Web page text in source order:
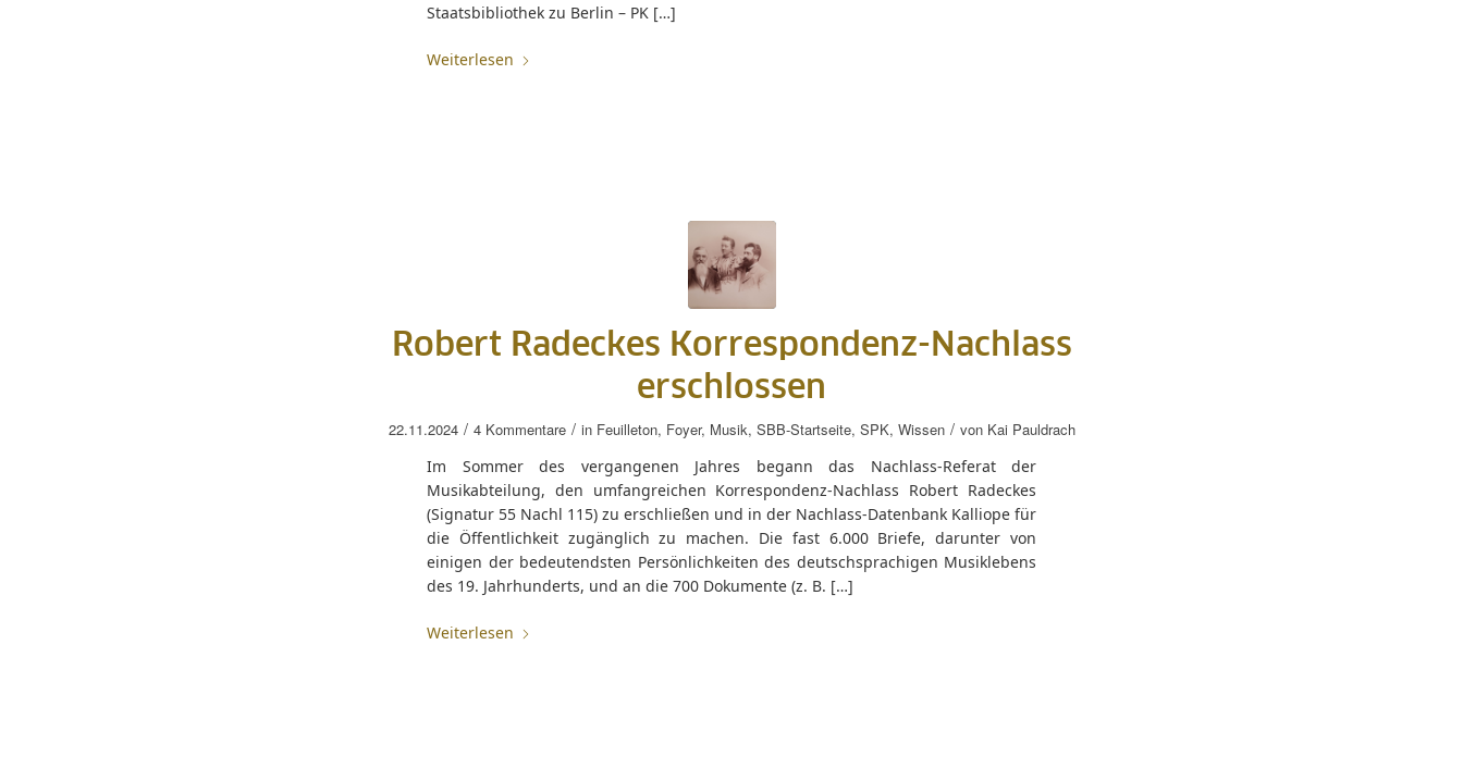
Staatsbibliothek zu Berlin – PK […]
Weiterlesen
Robert Radeckes Korrespondenz-Nachlass
erschlossen
22.11.2024 / 4 Kommentare / in Feuilleton, Foyer, Musik, SBB-Startseite, SPK, Wissen / von Kai Pauldrach
Im Sommer des vergangenen Jahres begann das Nachlass-Referat der
Musikabteilung, den umfangreichen Korrespondenz-Nachlass Robert Radeckes
(Signatur 55 Nachl 115) zu erschließen und in der Nachlass-Datenbank Kalliope für
die Öffentlichkeit zugänglich zu machen. Die fast 6.000 Briefe, darunter von
einigen der bedeutendsten Persönlichkeiten des deutschsprachigen Musiklebens
des 19. Jahrhunderts, und an die 700 Dokumente (z. B. […]
Weiterlesen